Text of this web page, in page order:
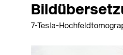
7-Tesla-